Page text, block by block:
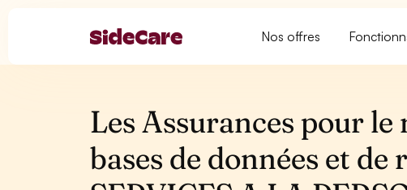
Nos offres
Les Assurances pour
bases de données et